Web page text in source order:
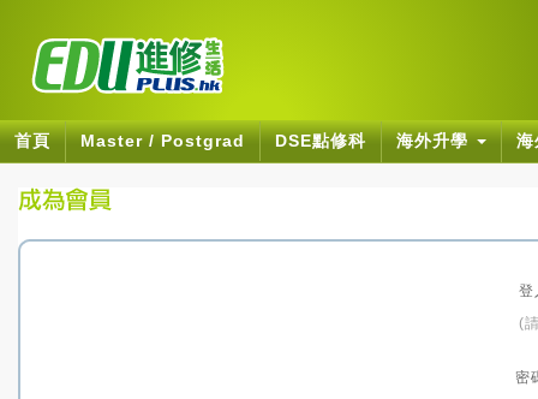
首頁 Master / Postgrad DSE點修科 海外升學
登
(
密